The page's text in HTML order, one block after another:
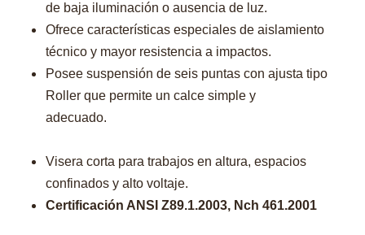
de baja iluminación o ausencia de luz.
Ofrece características especiales de aislamiento
técnico y mayor resistencia a impactos.
Posee suspensión de seis puntas con ajusta tipo
Roller que permite un calce simple y
adecuado.
Visera corta para trabajos en altura, espacios
confinados y alto voltaje.
Certificación ANSI Z89.1.2003, Nch 461.2001